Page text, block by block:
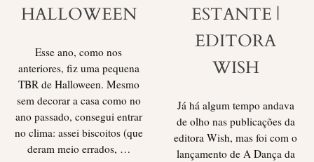
HALLOWEEN
Esse ano, como nos
anteriores, fiz uma pequena
TBR de Halloween. Mesmo
sem decorar a casa como no
ano passado, consegui entrar
no clima: assei biscoitos (que
deram meio errados, …
ESTANTE |
EDITORA
WISH
Já há algum tempo andava
de olho nas publicações da
editora Wish, mas foi com o
lançamento de A Dança da